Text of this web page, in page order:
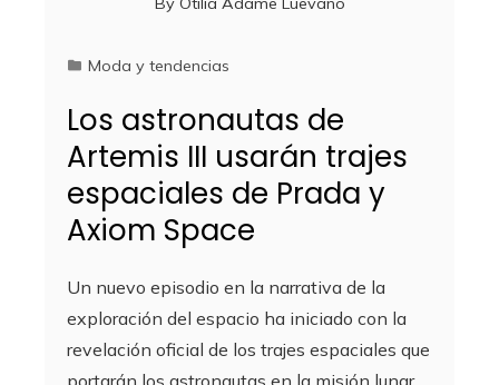
Moda y tendencias
Los astronautas de
Artemis III usarán trajes
espaciales de Prada y
Axiom Space
Un nuevo episodio en la narrativa de la
exploración del espacio ha iniciado con la
revelación oficial de los trajes espaciales que